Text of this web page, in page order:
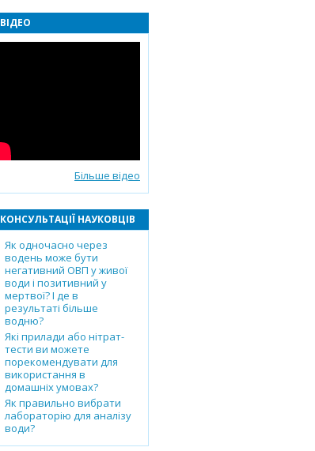
ВІДЕО
Більше відео
КОНСУЛЬТАЦІЇ НАУКОВЦІВ
Як одночасно через
водень може бути
негативний ОВП у живої
води і позитивний у
мертвої? І де в
результаті більше
водню?
Які прилади або нітрат-
тести ви можете
порекомендувати для
використання в
домашніх умовах?
Як правильно вибрати
лабораторію для аналізу
води?